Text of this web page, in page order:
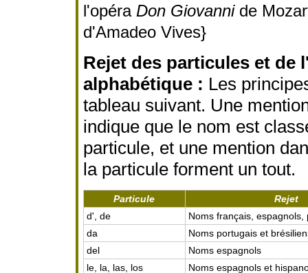
l'opéra Don Giovannide
d'Amadeo Vives}
Rejet des particules et de
alphabétique : Les
tableau suivant. Une
indique que le nom est
particule, et une mention
la particule forment un tout.
Particule
Rejet
d', de
Noms français, espagnols,
da
Noms portugais et
del
Noms espagnols
le, la, las, los
Noms espagnols et